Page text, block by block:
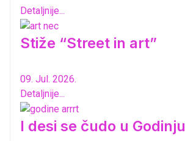
Detaljnije...
Stiže “Street in art”
09. Jul. 2026.
Detaljnije...
I desi se čudo u Godinju